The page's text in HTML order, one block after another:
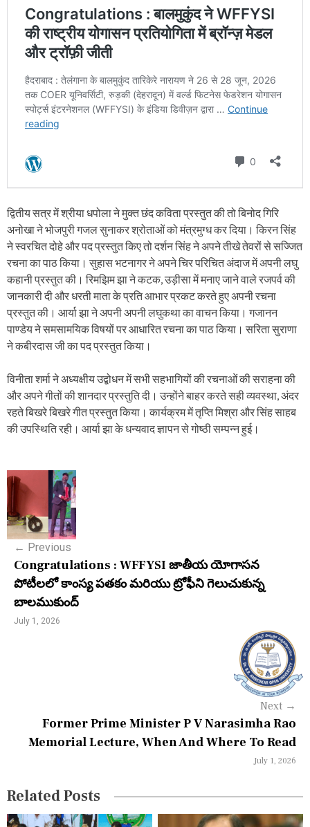
द्वितीय सत्र में श्रीया धपोला ने मुक्त छंद कविता प्रस्तुत की तो बिनोद गिरि
अनोखा ने भोजपुरी गजल सुनाकर श्रोताओं को मंत्रमुग्ध कर दिया। किरन सिंह
ने स्वरचित दोहे और पद प्रस्तुत किए तो दर्शन सिंह ने अपने तीखे तेवरों से सज्जित
रचना का पाठ किया। सुहास भटनागर ने अपने चिर परिचित अंदाज में अपनी लघु
कहानी प्रस्तुत की। रिमझिम झा ने कटक, उड़ीसा में मनाए जाने वाले रजपर्व की
जानकारी दी और धरती माता के प्रति आभार प्रकट करते हुए अपनी रचना
प्रस्तुत की। आर्या झा ने अपनी अपनी लघुकथा का वाचन किया। गजानन
पाण्डेय ने समसामयिक विषयों पर आधारित रचना का पाठ किया। सरिता सुराणा
ने कबीरदास जी का पद प्रस्तुत किया।
विनीता शर्मा ने अध्यक्षीय उद्बोधन में सभी सहभागियों की रचनाओं की सराहना की
और अपने गीतों की शानदार प्रस्तुति दी। उन्होंने बाहर करते सही व्यवस्था, अंदर
रहते बिखरे बिखरे गीत प्रस्तुत किया। कार्यक्रम में तृप्ति मिश्रा और सिंह साहब
की उपस्थिति रही। आर्या झा के धन्यवाद ज्ञापन से गोष्ठी सम्पन्न हुई।
P
o
s
n
a
n
← Previous
Congratulations : WFFYSI జాతీయ యోగాసన
పోటీలలో కాంస్య పతకం మరియు ట్రోఫీని గెలుచుకున్న
బాలముకుంద్
July 1, 2026
Next →
Former Prime Minister P V Narasimha Rao
Memorial Lecture, When And Where To Read
July 1, 2026
Related Posts